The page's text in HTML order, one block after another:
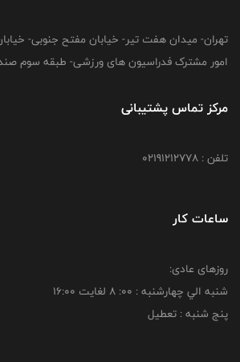
امور مشترک فدراسیون های ورزشی- طبقه سوم صندوق
مرکز تماس پشتیبانی
تلفن : 02191212778
ساعات کار
روزهای عادی:
شنبه الي چهارشنبه : 00: 8 لغايت 16:00
پنج شنبه : تعطیل